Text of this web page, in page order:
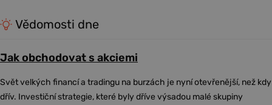
Vědomosti dne
Jak obchodovat s akciemi
Svět velkých financí a tradingu na burzách je nyní otevřenější, než kdy
dřív. Investiční strategie, které byly dříve výsadou malé skupiny